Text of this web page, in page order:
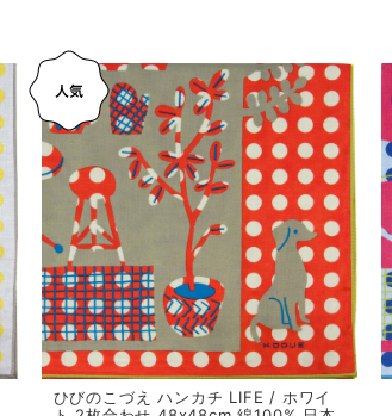
ひびのこづえ ハンカチ LIFE / ホワイ